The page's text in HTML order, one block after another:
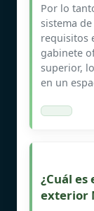
Por lo
sistema
requisitos
gabinete
superior,
en un
¿Cuál
exterior